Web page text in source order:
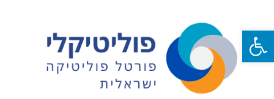
פתח סרגל נגישות